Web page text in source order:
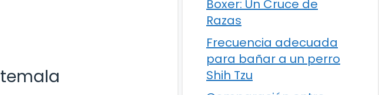
Boxer: Un Cruce de
Razas
Frecuencia adecuada
para bañar a un perro
Shih Tzu